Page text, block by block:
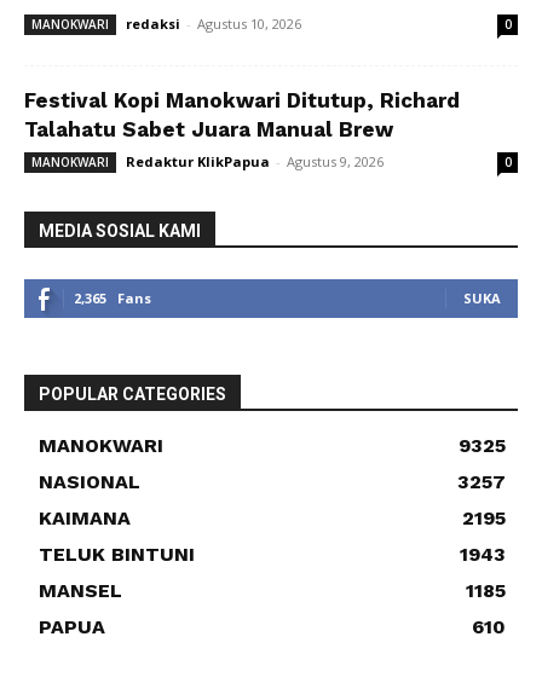
MANOKWARI redaksi - Agustus 10, 2026 0
Festival Kopi Manokwari Ditutup, Richard
Talahatu Sabet Juara Manual Brew
MANOKWARI Redaktur KlikPapua - Agustus 9, 2026 0
MEDIA SOSIAL KAMI
2,365 Fans SUKA
POPULAR CATEGORIES
MANOKWARI
9325
NASIONAL
3257
KAIMANA
2195
TELUK BINTUNI
1943
MANSEL
1185
PAPUA
610